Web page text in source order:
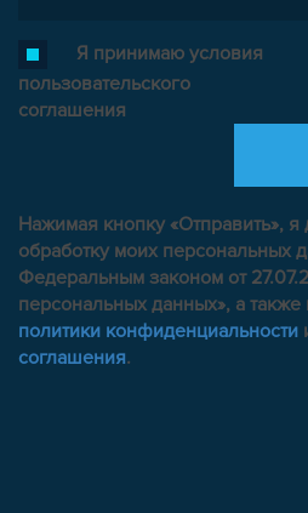
Я принимаю условия
пользовательского
соглашения
Нажимая кнопку «Отправить»,
обработку моих персональных
Федеральным законом от
персональных данных», а
политики конфиденциальности
соглашения.